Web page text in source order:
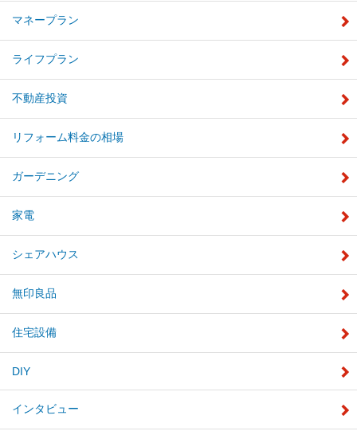
マネープラン
ライフプラン
不動産投資
リフォーム料金の相場
ガーデニング
家電
シェアハウス
無印良品
住宅設備
DIY
インタビュー